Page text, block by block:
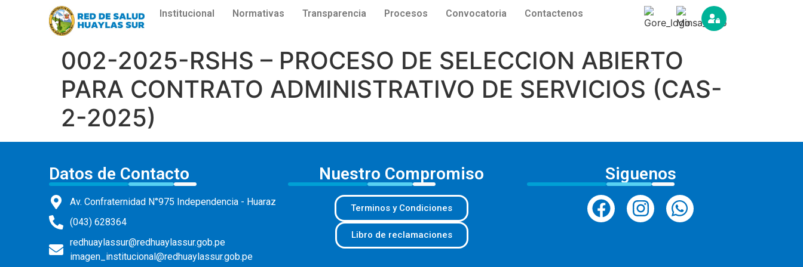
Institucional Normativas Transparencia Procesos Convocatoria Contactenos
002-2025-RSHS – PROCESO DE SELECCION ABIERTO
PARA CONTRATO ADMINISTRATIVO DE SERVICIOS (CAS-
2-2025)
Datos de Contacto
Av. Confraternidad N°975 Independencia - Huaraz
(043) 628364
redhuaylassur@redhuaylassur.gob.pe
imagen_institucional@redhuaylassur.gob.pe
Nuestro Compromiso
Terminos y Condiciones
Libro de reclamaciones
Siguenos